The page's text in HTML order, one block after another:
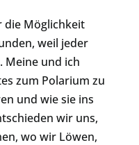
die Möglichkeit
weil jeder
Meine und ich
zum Polarium zu
und wie sie ins
wir uns,
wo wir Löwen,